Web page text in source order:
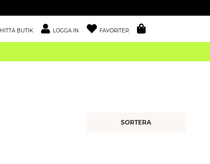
HITTA BUTIK LOGGA IN FAVORITER